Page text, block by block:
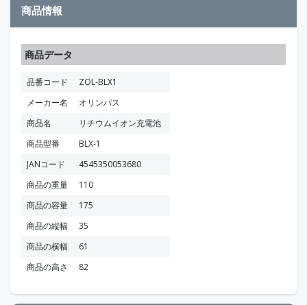
商品情報
商品データ
品番コード
ZOL-BLX1
メーカー名
オリンパス
商品名
リチウムイオン充電池
商品型番
BLX-1
JANコード
4545350053680
商品の重量
110
商品の容量
175
商品の縦幅
35
商品の横幅
61
商品の高さ
82